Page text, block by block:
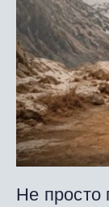
Не просто